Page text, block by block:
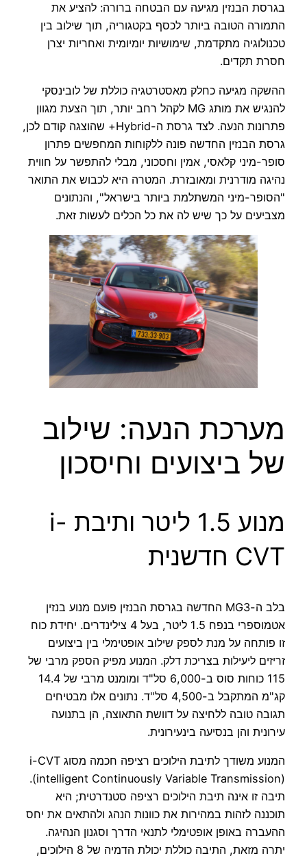
בגרסת הבנזין מגיעה עם הבטחה ברורה: להציע את
התמורה הטובה ביותר לכסף בקטגוריה, תוך שילוב בין
טכנולוגיה מתקדמת, שימושיות יומיומית ואחריות יצרן
חסרת תקדים.
ההשקה מגיעה כחלק מאסטרטגיה כוללת של לובינסקי
להנגיש את מותג MG לקהל רחב יותר, תוך הצעת מגוון
פתרונות הנעה. לצד גרסת ה-Hybrid+ שהוצגה קודם לכן,
גרסת הבנזין החדשה פונה ללקוחות המחפשים פתרון
סופר-מיני קלאסי, אמין וחסכוני, מבלי להתפשר על חווית
נהיגה מודרנית ומאובזרת. המטרה היא לכבוש את התואר
"הסופר-מיני המשתלמת ביותר בישראל", והנתונים
מצביעים על כך שיש לה את כל הכלים לעשות זאת.
מערכת הנעה: שילוב
של ביצועים וחיסכון
מנוע 1.5 ליטר ותיבת i-
CVT חדשנית
בלב ה-MG3 החדשה בגרסת הבנזין פועם מנוע בנזין
אטמוספרי בנפח 1.5 ליטר, בעל 4 צילינדרים. יחידת כוח
זו פותחה על מנת לספק שילוב אופטימלי בין ביצועים
זריזים ליעילות בצריכת דלק. המנוע מפיק הספק מרבי של
115 כוחות סוס ב-6,000 סל"ד ומומנט מרבי של 14.4
קג"מ המתקבל ב-4,500 סל"ד. נתונים אלו מבטיחים
תגובה טובה ללחיצה על דוושת התאוצה, הן בתנועה
עירונית והן בנסיעה בינעירונית.
המנוע משודך לתיבת הילוכים רציפה חכמה מסוג i-CVT
(intelligent Continuously Variable Transmission).
תיבה זו אינה תיבת הילוכים רציפה סטנדרטית; היא
תוכננה לזהות במהירות את כוונות הנהג ולהתאים את יחס
ההעברה באופן אופטימלי לתנאי הדרך וסגנון הנהיגה.
יתרה מזאת, התיבה כוללת יכולת הדמיה של 8 הילוכים,